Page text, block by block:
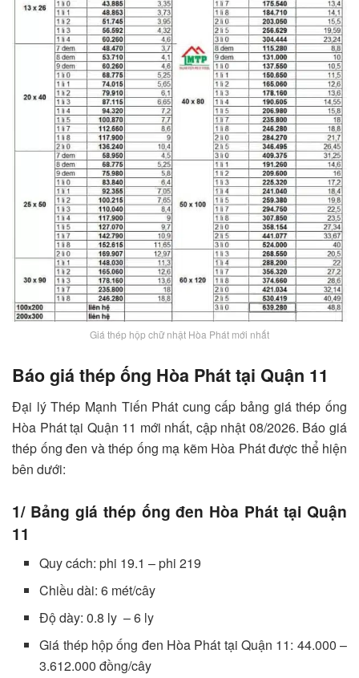
Giá thép hộp chữ nhật Hòa Phát mới nhất
Báo giá thép ống Hòa Phát tại Quận 11
Đại lý Thép Mạnh Tiến Phát cung cấp bảng giá thép ống
Hòa Phát tại Quận 11 mới nhất, cập nhật 08/2026. Báo giá
thép ống đen và thép ống mạ kẽm Hòa Phát được thể hiện
bên dưới:
1/ Bảng giá thép ống đen Hòa Phát tại Quận
11
Quy cách: phi 19.1 – phi 219
Chiều dài: 6 mét/cây
Độ dày: 0.8 ly – 6 ly
Giá thép hộp ống đen Hòa Phát tại Quận 11: 44.000 –
3.612.000 đồng/cây